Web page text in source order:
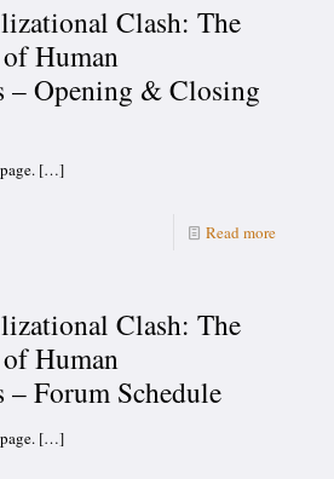
Clash: The
Human
Opening & Closing
[…]
Read more
Clash: The
Human
Forum Schedule
[…]